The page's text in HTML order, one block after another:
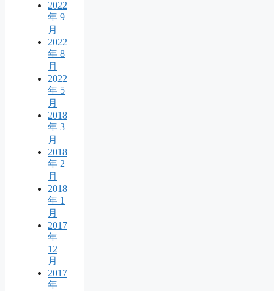
2022
年 9
月
2022
年 8
月
2022
年 5
月
2018
年 3
月
2018
年 2
月
2018
年 1
月
2017
年
12
月
2017
年